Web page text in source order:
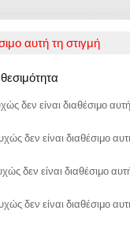
αυτή τη στιγμή
δεν είναι διαθέσιμο
δεν είναι διαθέσιμο
δεν είναι διαθέσιμο
δεν είναι διαθέσιμο